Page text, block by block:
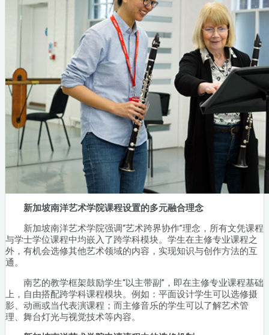
新加坡南洋艺术学院课程设置的多元融合理念
新加坡南洋艺术学院强调“艺术跨界协作”理念，所有文凭课程
与学士学位课程中均嵌入了跨学科模块。学生在主修专业课程之
外，有机会选修其他艺术领域的内容，实现知识与创作方法的互
通。
南艺的教学框架鼓励学生“以主带副”，即在主修专业课程基础
上，自由搭配跨学科课程模块。例如：平面设计学生可以选修摄
影、动画或当代表演课程；而主修音乐的学生可以了解艺术管
理、舞台灯光与视觉技术等内容。